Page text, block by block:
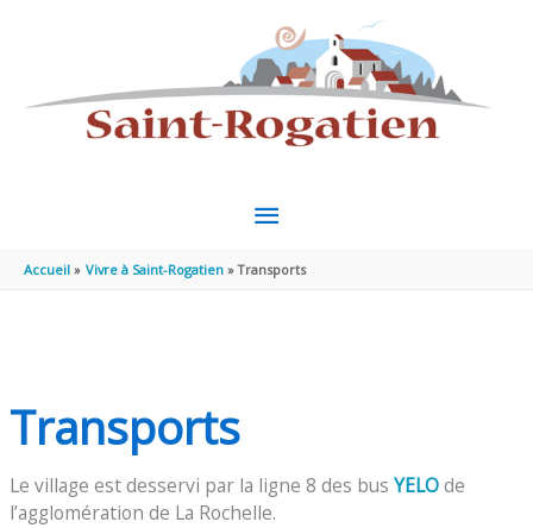
MENU
PRINCIPAL
Accueil Vivre à Saint-Rogatien Transports
Transports
Le village est desservi par la ligne 8 des busYELOde
l’agglomération de La Rochelle.